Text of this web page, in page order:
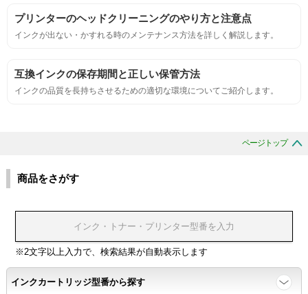
互換性
色同士のにじみがないこと。
浸透性
浸透性テスト用のサンプルを印刷する。
任意の色を背景として使用し、
プリンターのヘッドクリーニングのやり方と注意点
インクが出ない・かすれる時のメンテナンス方法を詳しく解説します。
互換インクの保存期間と正しい保管方法
インクの品質を長持ちさせるための適切な環境についてご紹介します。
ページトップ
商品をさがす
※2文字以上入力で、検索結果が自動表示します
インクカートリッジ型番から探す